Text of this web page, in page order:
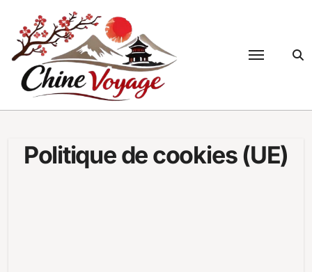
contenu
Politique de cookies (UE)